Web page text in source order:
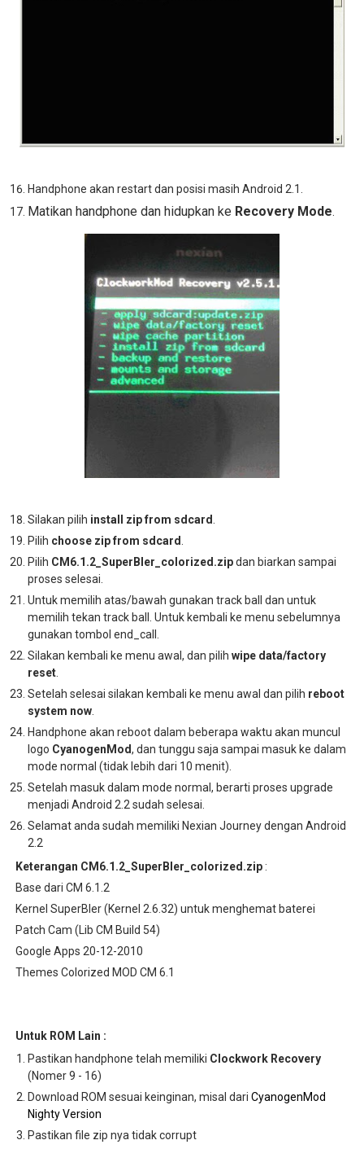
Handphone akan restart dan posisi masih Android 2.1.
Matikan handphone dan hidupkan ke Recovery Mode
Silakan pilih install zip from sdcard
Pilih choose zip from sdcard
Pilih CM6.1.2_SuperBler_colorized.zipdan biarkan sampai
proses selesai.
Untuk memilih atas/bawah gunakan track ball dan untuk
memilih tekan track ball. Untuk kembali ke menu sebelumnya
gunakan tombol end_call.
Silakan kembali ke menu awal, dan pilih wipe data/factory
reset.
Setelah selesai silakan kembali ke menu awal dan pilih reboot
system now.
Handphone akan reboot dalam beberapa waktu akan muncul
logo CyanogenMod, dan tunggu saja sampai masuk ke dalam
mode normal (tidak lebih dari 10 menit).
Setelah masuk dalam mode normal, berarti proses upgrade
menjadi Android 2.2 sudah selesai.
Selamat anda sudah memiliki Nexian Journey dengan Android
2.2
Keterangan CM6.1.2_SuperBler_colorized.zip :
Base dari CM 6.1.2
Kernel SuperBler (Kernel 2.6.32) untuk menghemat baterei
Patch Cam (Lib CM Build 54)
Google Apps 20-12-2010
Themes Colorized MOD CM 6.1
Untuk ROM Lain :
Pastikan handphone telah memiliki Clockwork Recovery
(Nomer 9 - 16)
Download ROM sesuai keinginan, misal dari CyanogenMod
Nighty Version
Pastikan file zip nya tidak corrupt